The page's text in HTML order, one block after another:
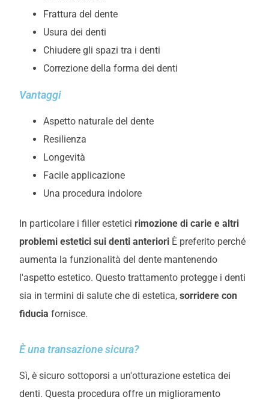
Frattura del dente
Usura dei denti
Chiudere gli spazi tra i denti
Correzione della forma dei denti
Vantaggi
Aspetto naturale del dente
Resilienza
Longevità
Facile applicazione
Una procedura indolore
In particolare i filler estetici rimozione di carie e altri
problemi estetici sui denti anteriori È preferito perché
aumenta la funzionalità del dente mantenendo
l'aspetto estetico. Questo trattamento protegge i denti
sia in termini di salute che di estetica, sorridere con
fiducia fornisce.
È una transazione sicura?
Sì, è sicuro sottoporsi a un'otturazione estetica dei
denti. Questa procedura offre un miglioramento